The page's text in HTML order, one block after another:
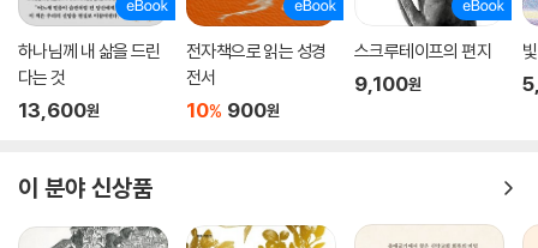
하나님께 내 삶을 드린
다는 것
13,600원
전자책으로 읽는 성경
전서
10% 900원
스크루테이프의 편지
9,100원
이 분야 신상품